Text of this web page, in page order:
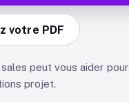
votre PDF
peut vous aider
projet.